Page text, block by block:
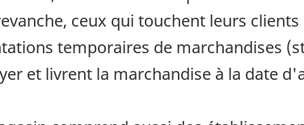
ceux qui touchent leurs
temporaires de marchandises
et livrent la marchandise à la date